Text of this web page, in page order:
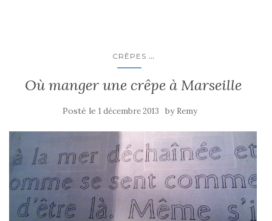
CRÊPES ...
Où manger une crêpe à Marseille
Posté le 1 décembre 2013 by Remy